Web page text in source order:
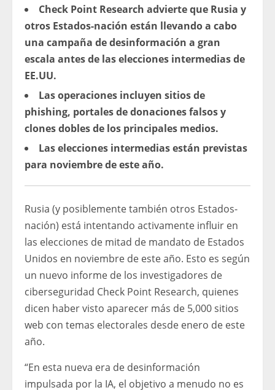
Check Point Research advierte que Rusia y
otros Estados-nación están llevando a cabo
una campaña de desinformación a gran
escala antes de las elecciones intermedias de
EE.UU.
Las operaciones incluyen sitios de
phishing, portales de donaciones falsos y
clones dobles de los principales medios.
Las elecciones intermedias están previstas
para noviembre de este año.
Rusia (y posiblemente también otros Estados-
nación) está intentando activamente influir en
las elecciones de mitad de mandato de Estados
Unidos en noviembre de este año. Esto es según
un nuevo informe de los investigadores de
ciberseguridad Check Point Research, quienes
dicen haber visto aparecer más de 5,000 sitios
web con temas electorales desde enero de este
año.
“En esta nueva era de desinformación
impulsada por la IA, el objetivo a menudo no es